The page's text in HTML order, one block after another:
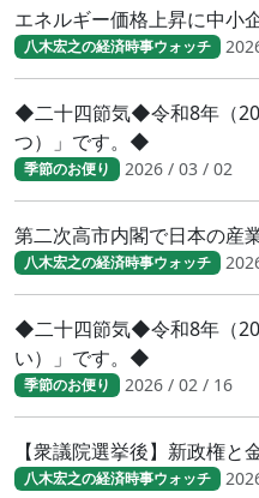
エネルギー価格上昇に中小
八木宏之の経済時事ウォッチ
◆二十四節気◆令和8年（
つ）」です。◆
季節のお便り 2026 / 03 / 02
第二次高市内閣で日本の産
八木宏之の経済時事ウォッチ
◆二十四節気◆令和8年（
い）」です。◆
季節のお便り 2026 / 02 / 16
【衆議院選挙後】新政権と
八木宏之の経済時事ウォッチ